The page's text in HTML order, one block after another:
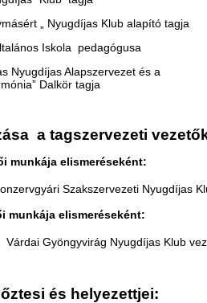
„ Nyugdíjas Klub alapító tagja
Iskola pedagógusa
Vasas Nyugdíjas
Dalkör tagja
a tagszervezeti
munkája elismeréseként:
Szakszervezeti Nyugdíjas
munkája elismeréseként:
Várdai Gyöngyvirág Nyugdíjas Klub
és helyezettjei: